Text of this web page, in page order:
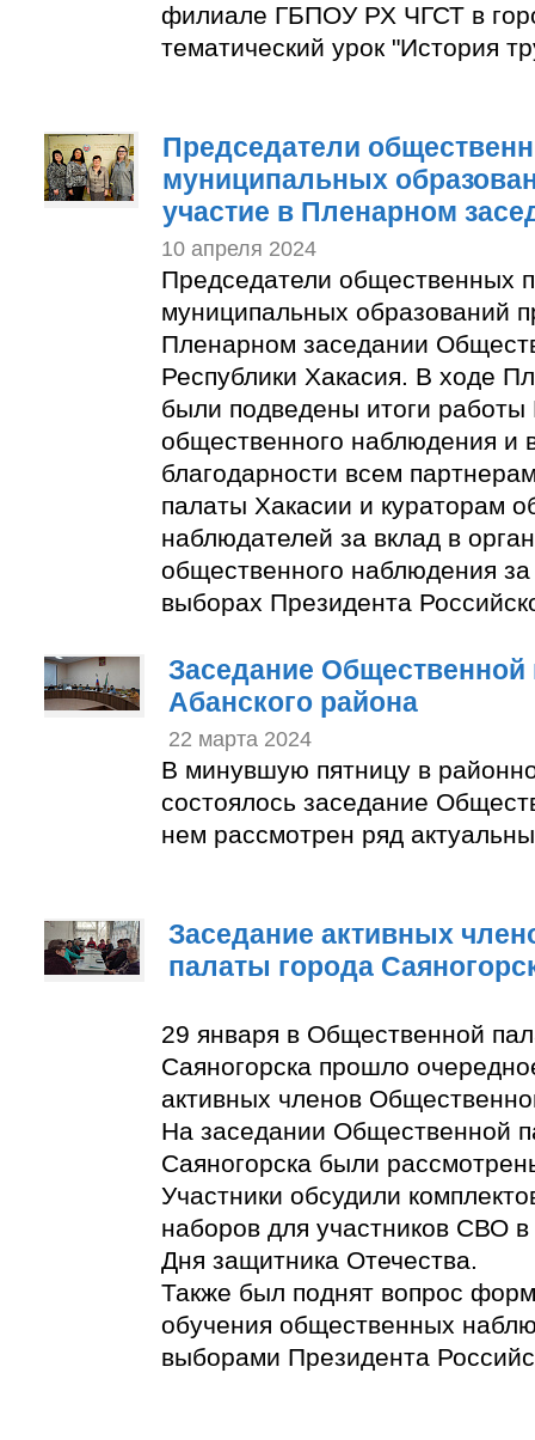
филиале ГБПОУ РХ ЧГСТ в
тематический урок "История
Председатели
муниципальных
участие в Пленарном
10 апреля 2024
Председатели общественных
муниципальных образований
Пленарном заседании
Республики Хакасия. В ходе
были подведены итоги работы
общественного наблюдения и
благодарности всем
палаты Хакасии и кураторам
наблюдателей за вклад в
общественного наблюдения
выборах Президента
Заседание Общественной
Абанского района
22 марта 2024
В минувшую пятницу в
состоялось заседание
нем рассмотрен ряд
Заседание активных
палаты города
29 января в Общественной
Саяногорска прошло
активных членов
На заседании Общественной
Саяногорска были
Участники обсудили
наборов для участников СВО в
Дня защитника Отечества.
Также был поднят вопрос
обучения общественных
выборами Президента